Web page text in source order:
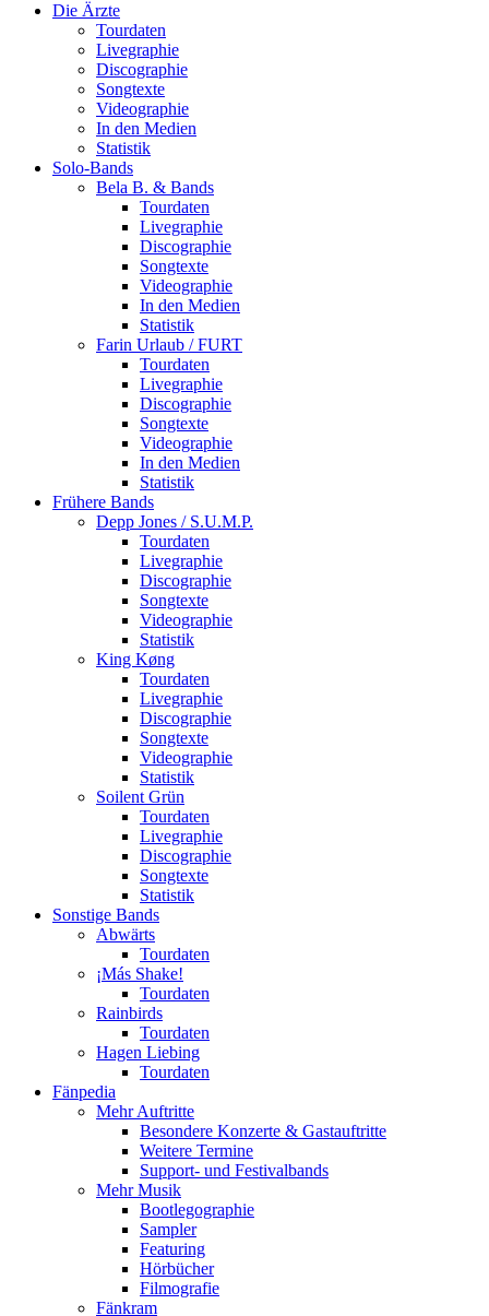
Die Ärzte
Tourdaten
Livegraphie
Discographie
Songtexte
Videographie
In den Medien
Statistik
Solo-Bands
Bela B. & Bands
Tourdaten
Livegraphie
Discographie
Songtexte
Videographie
In den Medien
Statistik
Farin Urlaub / FURT
Tourdaten
Livegraphie
Discographie
Songtexte
Videographie
In den Medien
Statistik
Frühere Bands
Depp Jones / S.U.M.P.
Tourdaten
Livegraphie
Discographie
Songtexte
Videographie
Statistik
King Køng
Tourdaten
Livegraphie
Discographie
Songtexte
Videographie
Statistik
Soilent Grün
Tourdaten
Livegraphie
Discographie
Songtexte
Statistik
Sonstige Bands
Abwärts
Tourdaten
¡Más Shake!
Tourdaten
Rainbirds
Tourdaten
Hagen Liebing
Tourdaten
Fänpedia
Mehr Auftritte
Besondere Konzerte & Gastauftritte
Weitere Termine
Support- und Festivalbands
Mehr Musik
Bootlegographie
Sampler
Featuring
Hörbücher
Filmografie
Fänkram